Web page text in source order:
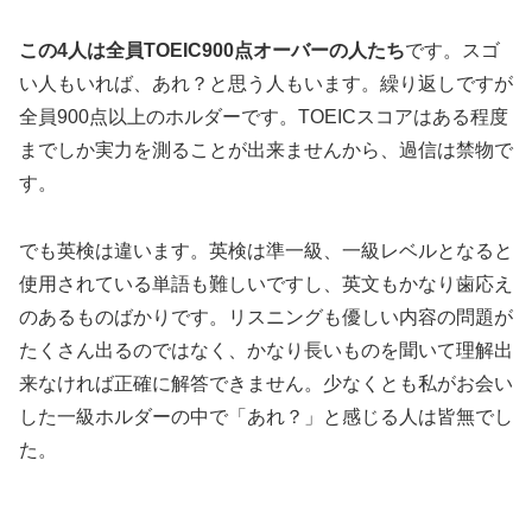
この4人は全員TOEIC900点オーバーの人たちです。スゴ
い人もいれば、あれ？と思う人もいます。繰り返しですが
全員900点以上のホルダーです。TOEICスコアはある程度
までしか実力を測ることが出来ませんから、過信は禁物で
す。
でも英検は違います。英検は準一級、一級レベルとなると
使用されている単語も難しいですし、英文もかなり歯応え
のあるものばかりです。リスニングも優しい内容の問題が
たくさん出るのではなく、かなり長いものを聞いて理解出
来なければ正確に解答できません。少なくとも私がお会い
した一級ホルダーの中で「あれ？」と感じる人は皆無でし
た。